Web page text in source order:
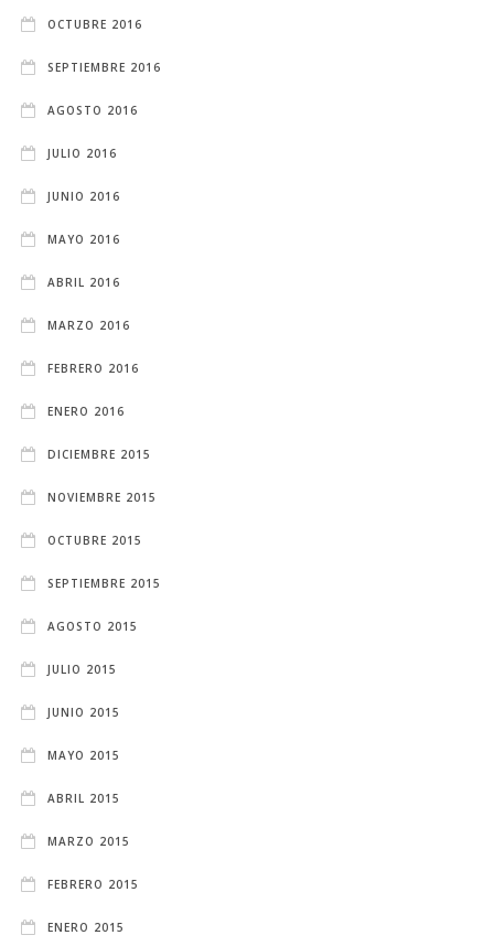
OCTUBRE 2016
SEPTIEMBRE 2016
AGOSTO 2016
JULIO 2016
JUNIO 2016
MAYO 2016
ABRIL 2016
MARZO 2016
FEBRERO 2016
ENERO 2016
DICIEMBRE 2015
NOVIEMBRE 2015
OCTUBRE 2015
SEPTIEMBRE 2015
AGOSTO 2015
JULIO 2015
JUNIO 2015
MAYO 2015
ABRIL 2015
MARZO 2015
FEBRERO 2015
ENERO 2015